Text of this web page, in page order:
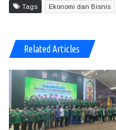
Tags Ekonomi dan Bisnis
Related Articles